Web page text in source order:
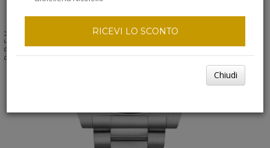
PREV NEXT
RICEVI LO SCONTO
Chiudi